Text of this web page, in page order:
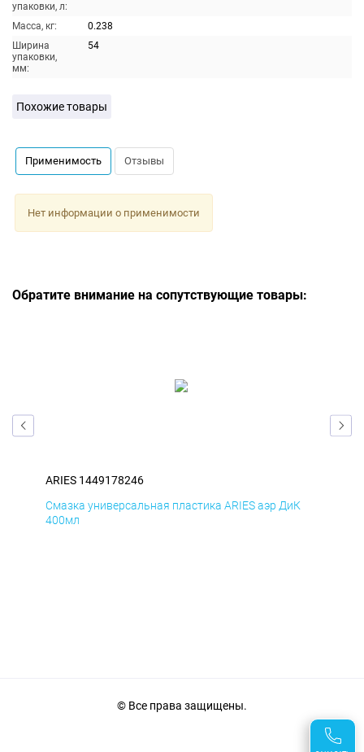
упаковки, л:
Масса, кг:
0.238
Ширина
упаковки,
мм:
54
Похожие товары
Применимость Отзывы
Нет информации о применимости
Обратите внимание на сопутствующие товары:
ARIES 1449178246
Смазка универсальная пластика ARIES аэр ДиК
400мл
© Все права защищены.